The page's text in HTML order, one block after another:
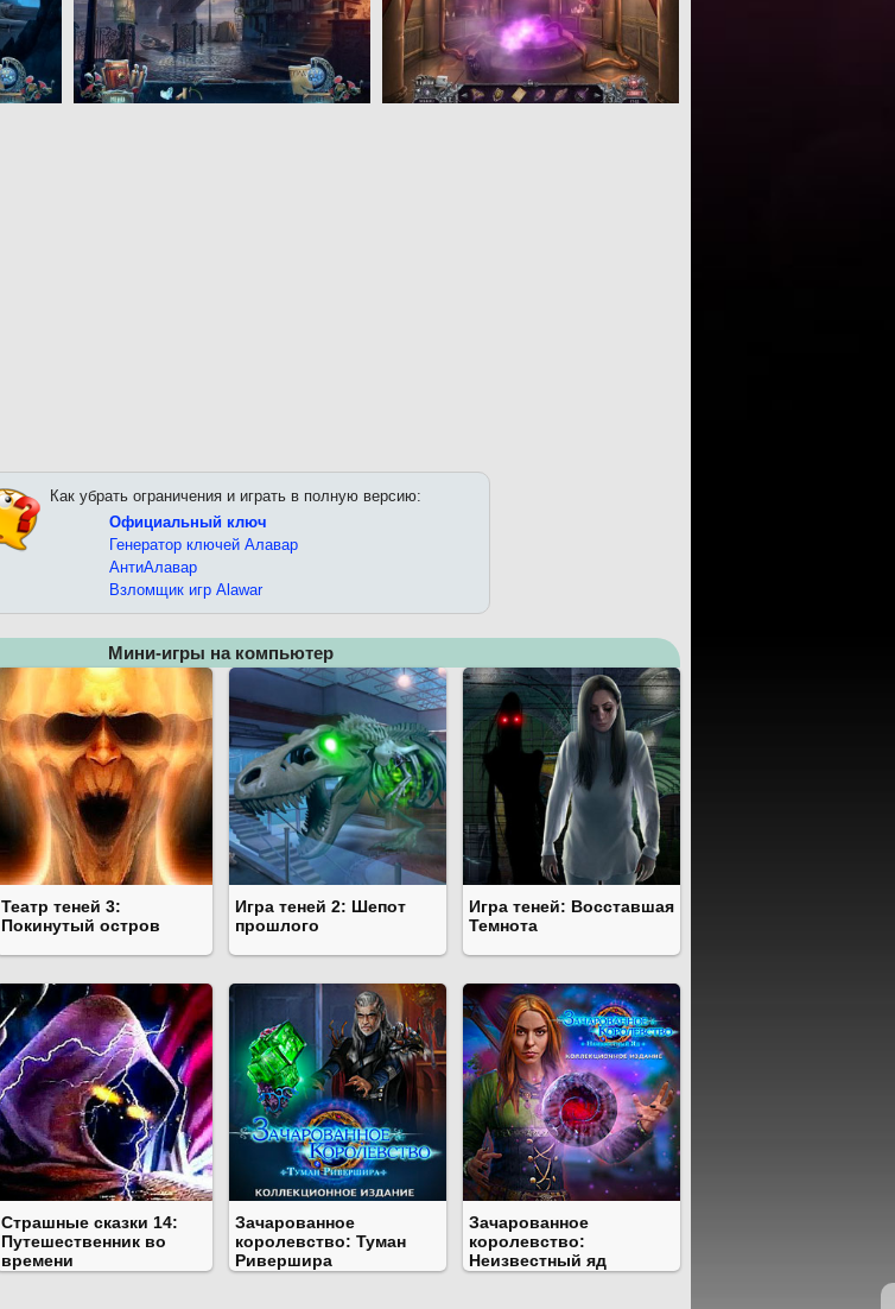
Как убрать ограничения и играть в полную версию:
Официальный ключ
Генератор ключей Алавар
АнтиАлавар
Взломщик игр Alawar
Мини-игры на компьютер
Театр теней 3:
Покинутый остров
Игра теней 2: Шепот
прошлого
Игра теней: Восставшая
Темнота
Страшные сказки 14:
Путешественник во
времени
Зачарованное
королевство: Туман
Ривершира
Зачарованное
королевство:
Неизвестный яд